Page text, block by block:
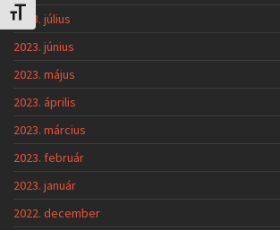
Betűméret váltása
2023. július
2023. június
2023. május
2023. április
2023. március
2023. február
2023. január
2022. december